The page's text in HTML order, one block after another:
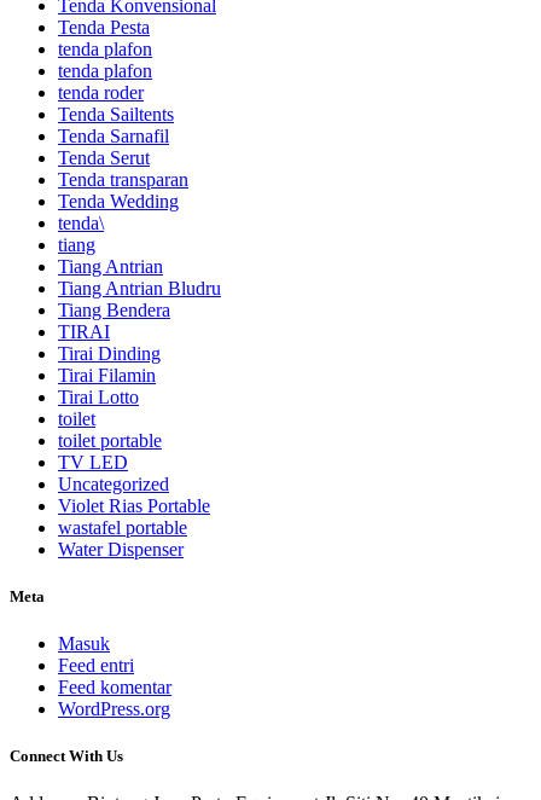
Tenda Konvensional
Tenda Pesta
tenda plafon
tenda plafon
tenda roder
Tenda Sailtents
Tenda Sarnafil
Tenda Serut
Tenda transparan
Tenda Wedding
tenda\
tiang
Tiang Antrian
Tiang Antrian Bludru
Tiang Bendera
TIRAI
Tirai Dinding
Tirai Filamin
Tirai Lotto
toilet
toilet portable
TV LED
Uncategorized
Violet Rias Portable
wastafel portable
Water Dispenser
Meta
Masuk
Feed entri
Feed komentar
WordPress.org
Connect With Us